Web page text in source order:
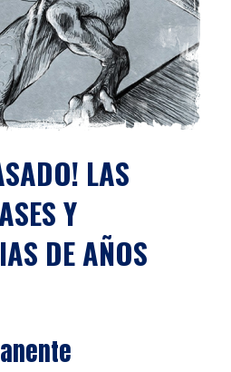
LAS
Y
DE AÑOS